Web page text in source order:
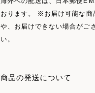
おります。 ※お届け可能な商
や、お届けできない場合がご
い。
商品の発送について